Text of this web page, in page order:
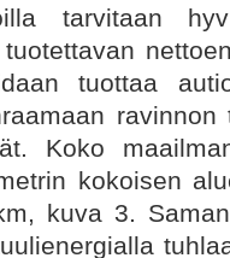
tarvitaan
tuottaa
Koko
kokoisen
kuva 3.